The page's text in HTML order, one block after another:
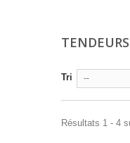
TENDEURS
Tri --
Résultats 1 - 4